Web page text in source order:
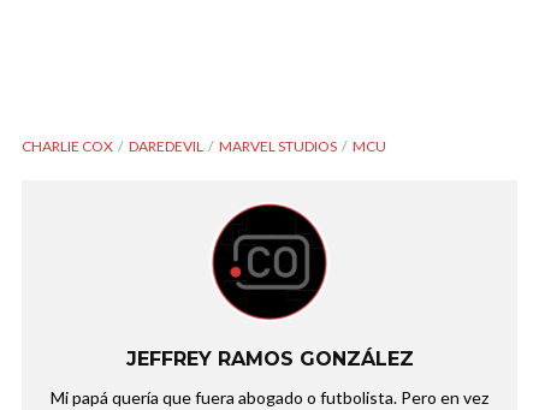
CHARLIE COX DAREDEVIL MARVEL STUDIOS MCU
JEFFREY RAMOS GONZÁLEZ
Mi papá quería que fuera abogado o futbolista. Pero en vez